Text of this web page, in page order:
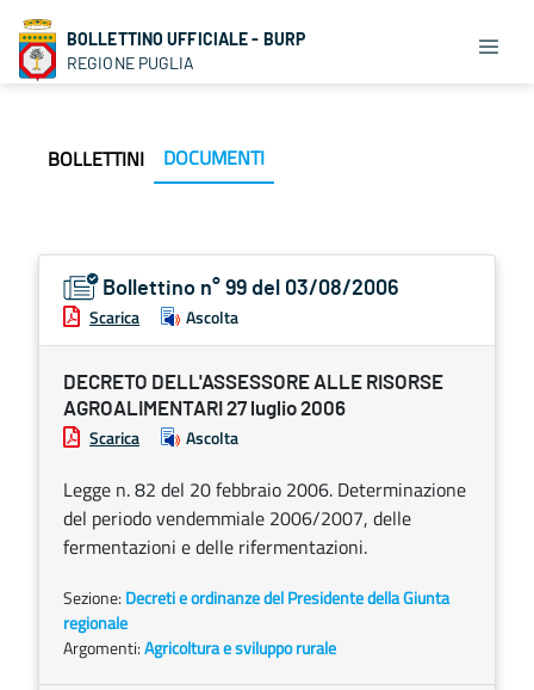
BOLLETTINO UFFICIALE - BURP
REGIONE PUGLIA
BOLLETTINI DOCUMENTI
Bollettino n° 99 del 03/08/2006
Scarica Ascolta
DECRETO DELL'ASSESSORE ALLE RISORSE
AGROALIMENTARI 27 luglio 2006
Scarica Ascolta
Legge n. 82 del 20 febbraio 2006. Determinazione
del periodo vendemmiale 2006/2007, delle
fermentazioni e delle rifermentazioni.
Sezione: Decreti e ordinanze del Presidente della Giunta
regionale
Argomenti:Agricoltura e sviluppo rurale